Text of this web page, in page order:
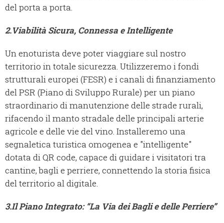
del porta a porta.
2.Viabilità Sicura, Connessa e Intelligente
Un enoturista deve poter viaggiare sul nostro
territorio in totale sicurezza. Utilizzeremo i fondi
strutturali europei (FESR) e i canali di finanziamento
del PSR (Piano di Sviluppo Rurale) per un piano
straordinario di manutenzione delle strade rurali,
rifacendo il manto stradale delle principali arterie
agricole e delle vie del vino. Installeremo una
segnaletica turistica omogenea e "intelligente"
dotata di QR code, capace di guidare i visitatori tra
cantine, bagli e perriere, connettendo la storia fisica
del territorio al digitale.
3.Il Piano Integrato: “La Via dei Bagli e delle Perriere”